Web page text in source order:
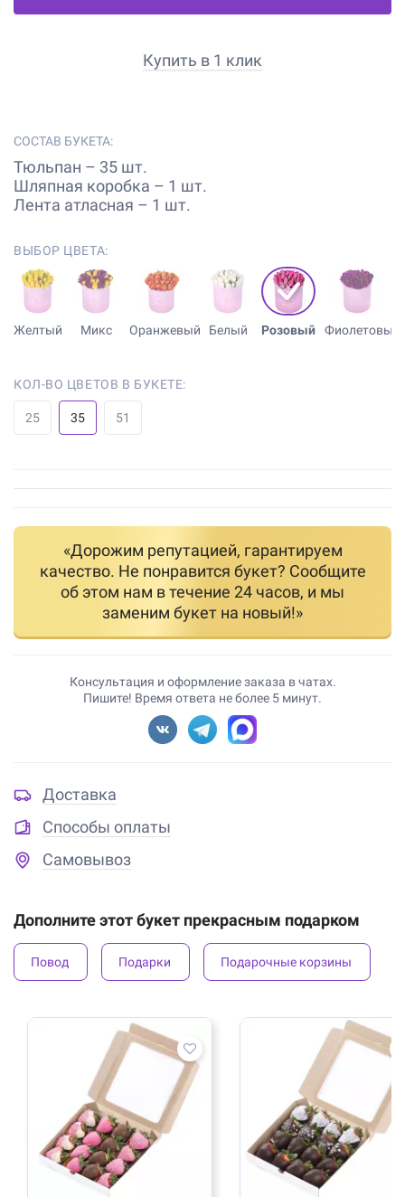
Купить в 1 клик
СОСТАВ БУКЕТА:
Тюльпан – 35 шт.
Шляпная коробка – 1 шт.
Лента атласная – 1 шт.
ВЫБОР ЦВЕТА:
Желтый Микс Оранжевый Белый Розовый Фиолетовый
КОЛ-ВО ЦВЕТОВ В БУКЕТЕ:
25 35 51
«Дорожим репутацией, гарантируем
качество. Не понравится букет? Сообщите
об этом нам в течение 24 часов, и мы
заменим букет на новый!»
Консультация и оформление заказа в чатах.
Пишите! Время ответа не более 5 минут.
Доставка
Способы оплаты
Самовывоз
Дополните этот букет прекрасным подарком
Повод Подарки Подарочные корзины